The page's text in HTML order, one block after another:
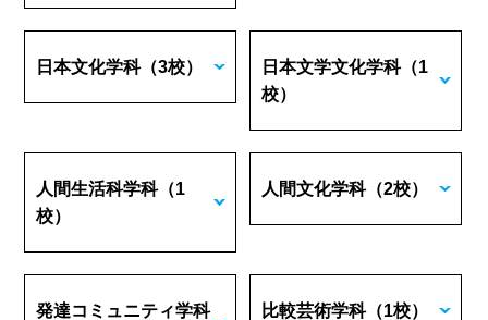
日本文化学科（3校） 日本文学文化学科（1
校）
人間生活科学科（1
校）
人間文化学科（2校）
発達コミュニティ学科
比較芸術学科（1校）